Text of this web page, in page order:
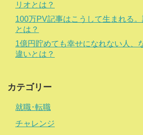
リオとは？
100万PV記事はこうして生まれる
とは？
1億円貯めても幸せになれない人、
違いとは？
カテゴリー
就職･転職
チャレンジ